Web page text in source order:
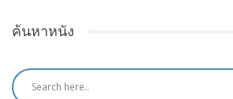
ค้นหาหนัง